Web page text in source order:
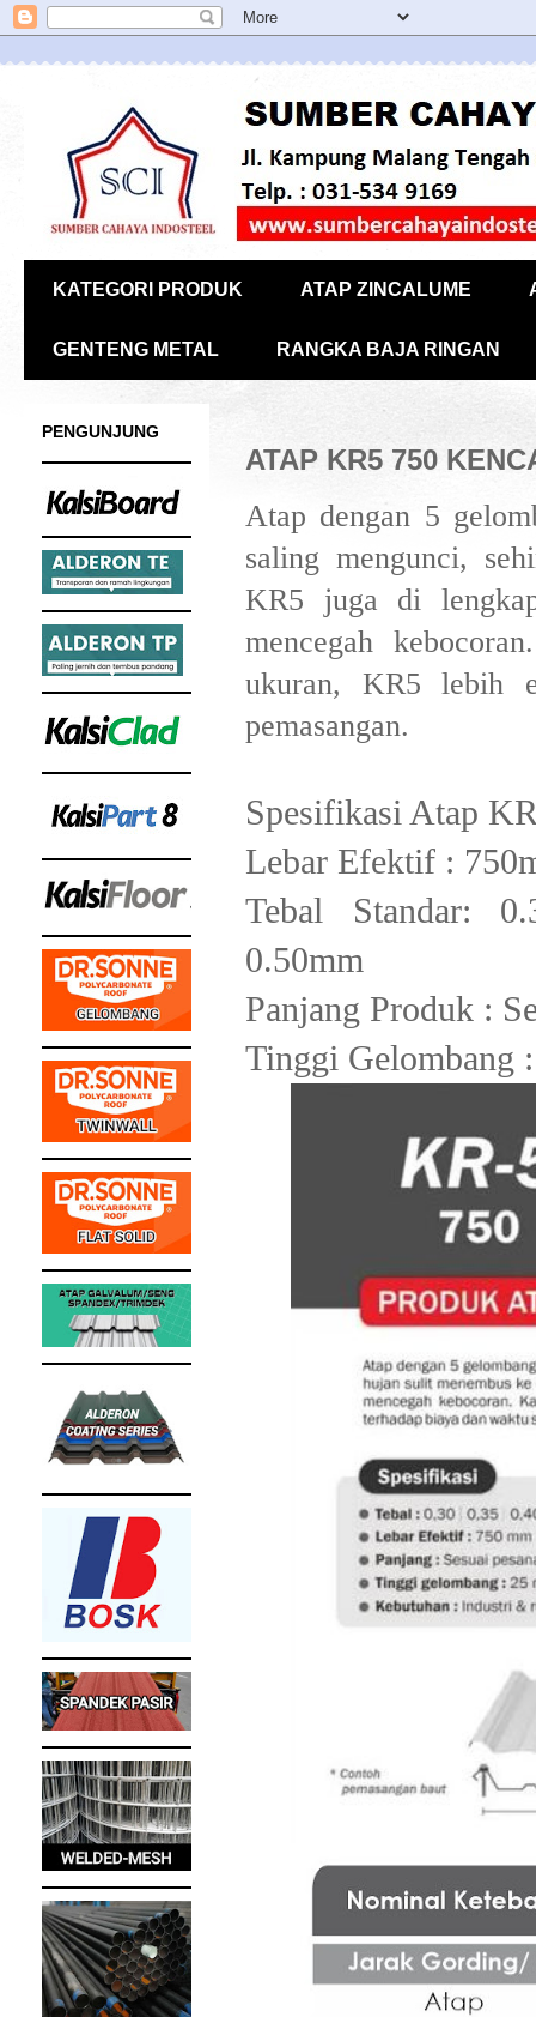
KATEGORI PRODUK ATAP ZINCALUME
GENTENG METAL RANGKA BAJA RINGAN
ATAP KR5 750
Atap dengan 5
saling mengunci,
KR5 juga di
mencegah
ukuran, KR5 lebih
pemasangan.
Spesifikasi Atap
Lebar Efektif :
Tebal Standar:
0.50mm
Panjang Produk :
Tinggi Gelombang
PENGUNJUNG